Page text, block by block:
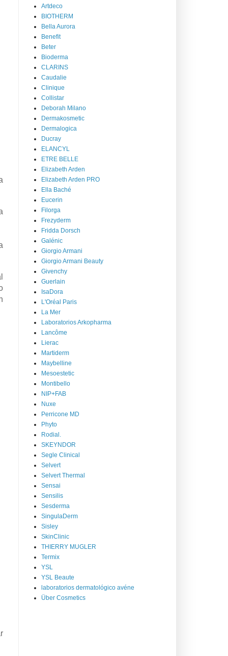
Artdeco
BIOTHERM
Bella Aurora
Benefit
Beter
Bioderma
CLARINS
Caudalie
Clinique
Collistar
Deborah Milano
Dermakosmetic
Dermalogica
Ducray
ELANCYL
ETRE BELLE
Elizabeth Arden
Elizabeth Arden PRO
Ella Baché
Eucerin
Filorga
Frezyderm
Fridda Dorsch
Galénic
Giorgio Armani
Giorgio Armani Beauty
Givenchy
Guerlain
IsaDora
L'Oréal Paris
La Mer
Laboratorios Arkopharma
Lancôme
Lierac
Martiderm
Maybelline
Mesoestetic
Montibello
NIP+FAB
Nuxe
Perricone MD
Phyto
Rodial.
SKEYNDOR
Segle Clinical
Selvert
Selvert Thermal
Sensai
Sensilis
Sesderma
SingulaDerm
Sisley
SkinClinic
THIERRY MUGLER
Termix
YSL
YSL Beaute
laboratorios dermatológico avéne
Über Cosmetics